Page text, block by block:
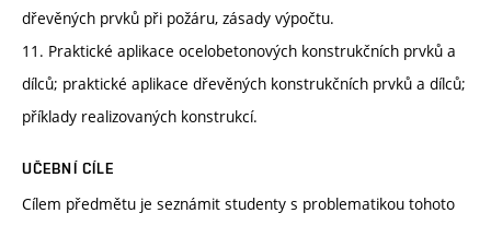
dřevěných prvků při požáru, zásady výpočtu.
11. Praktické aplikace ocelobetonových konstrukčních prvků a
dílců; praktické aplikace dřevěných konstrukčních prvků a dílců;
příklady realizovaných konstrukcí.
UČEBNÍ CÍLE
Cílem předmětu je seznámit studenty s problematikou tohoto